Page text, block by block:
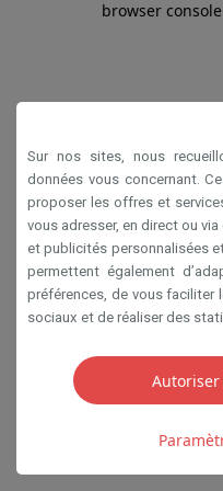
browser
Sur nos sites, nous
données vous concernant.
proposer les offres et
vous adresser, en direct ou
et publicités personnalisées
permettent également
préférences, de vous faciliter
sociaux et de réaliser des
Autoriser